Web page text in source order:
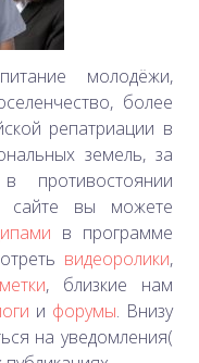
молодёжи,
более
репатриации в
земель, за
противостоянии
вы можете
в программе
видеоролики,
, близкие нам
и форумы. Внизу
на уведомления(